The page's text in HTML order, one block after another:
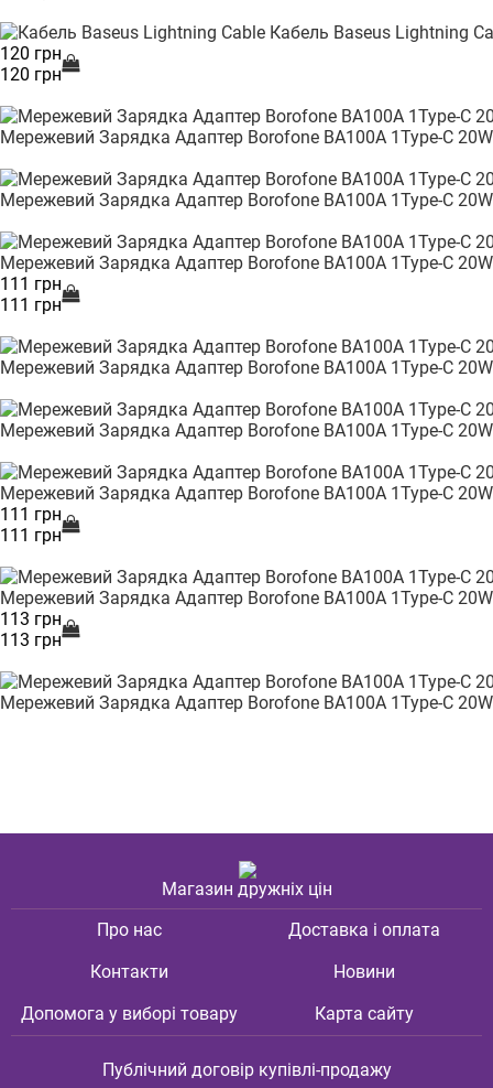
Кабель Baseus Lightning
120 грн
120 грн
Мережевий Зарядка Адаптер Borofone BA100A 1Type-C 20W
Мережевий Зарядка Адаптер Borofone BA100A 1Type-C 20W
Мережевий Зарядка Адаптер Borofone BA100A 1Type-C 20W
111 грн
111 грн
Мережевий Зарядка Адаптер Borofone BA100A 1Type-C 20W
Мережевий Зарядка Адаптер Borofone BA100A 1Type-C 20W
Мережевий Зарядка Адаптер Borofone BA100A 1Type-C 20W
111 грн
111 грн
Мережевий Зарядка Адаптер Borofone BA100A 1Type-C 20W
113 грн
113 грн
Мережевий Зарядка Адаптер Borofone BA100A 1Type-C 20W
Магазин дружніх цін
Про нас
Доставка і оплата
Контакти
Новини
Допомога у виборі товару
Карта сайту
Публічний договір купівлі-продажу